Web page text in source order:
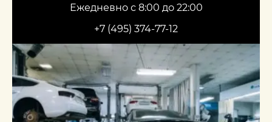
Ежедневно с 8:00 до 22:00
+7 (495) 374-77-12